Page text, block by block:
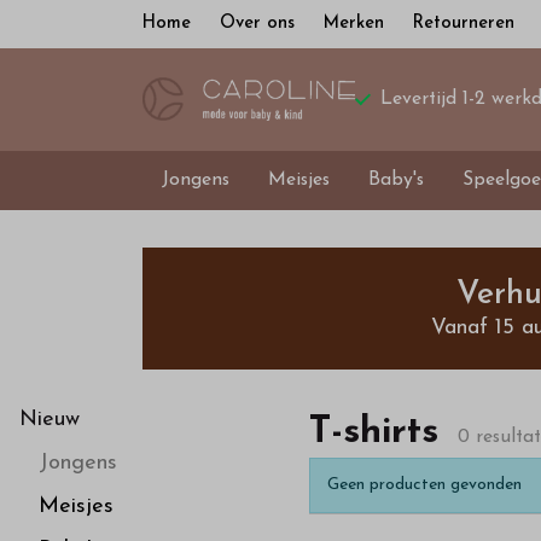
Home Over ons Merken Retourneren
Levertijd 1-2
Jongens Meisjes Baby's
Bestel
kinderkleding
Vanaf 15
Nieuw
Jongens
Meisjes
T-shirts 0
Geen producten gevonden